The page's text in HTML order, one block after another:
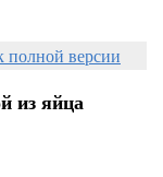
полной версии
из яйца